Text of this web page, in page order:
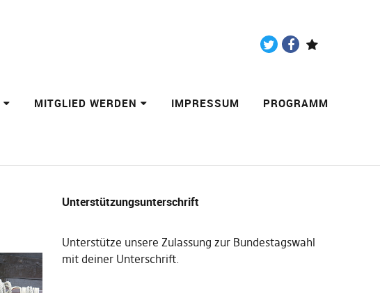
MITGLIED WERDEN IMPRESSUM PROGRAMM
Unterstützungsunterschrift
Unterstütze unsere Zulassung zur Bundestagswahl
mit deiner Unterschrift.